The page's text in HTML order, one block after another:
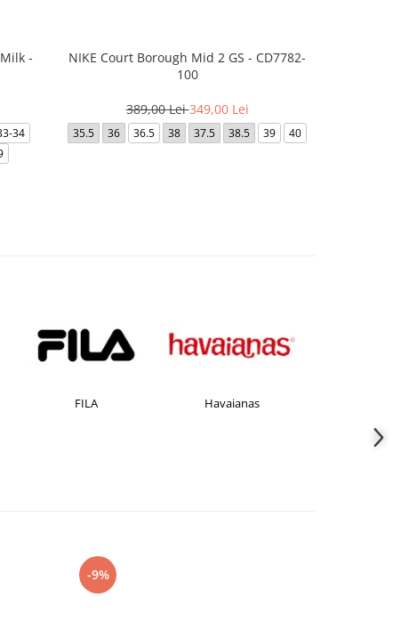
-
34
NIKE Court Borough Mid 2 GS - CD7782-
100
389,00 Lei349,00 Lei
35.5 36 36.5 38 37.5 38.5 39 40
FILA Havaianas
-9%